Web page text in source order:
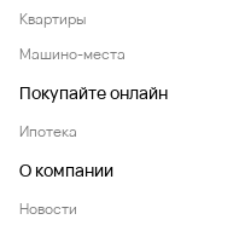
Квартиры
Машино-места
Покупайте онлайн
Ипотека
О компании
Новости